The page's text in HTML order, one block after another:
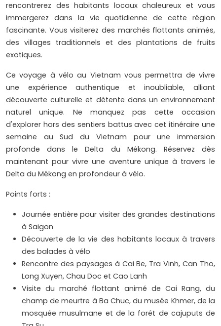
rencontrerez des habitants locaux chaleureux et vous
immergerez dans la vie quotidienne de cette région
fascinante. Vous visiterez des marchés flottants animés,
des villages traditionnels et des plantations de fruits
exotiques.
Ce voyage à vélo au Vietnam vous permettra de vivre
une expérience authentique et inoubliable, alliant
découverte culturelle et détente dans un environnement
naturel unique. Ne manquez pas cette occasion
d'explorer hors des sentiers battus avec cet itinéraire une
semaine au Sud du Vietnam pour une immersion
profonde dans le Delta du Mékong. Réservez dès
maintenant pour vivre une aventure unique à travers le
Delta du Mékong en profondeur à vélo.
Points forts :
Journée entière pour visiter des grandes destinations
à Saigon
Découverte de la vie des habitants locaux à travers
des balades à vélo
Rencontre des paysages à Cai Be, Tra Vinh, Can Tho,
Long Xuyen, Chau Doc et Cao Lanh
​Visite du marché flottant animé de Cai Rang, du
champ de meurtre à Ba Chuc, du musée Khmer, de la
mosquée musulmane et de la forêt de cajuputs de